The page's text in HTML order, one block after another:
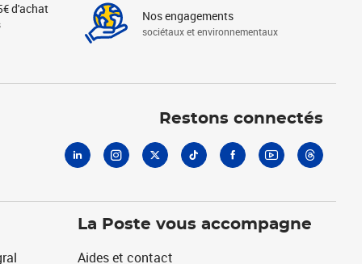
d'achat Nos engagements
sociétaux et environnementaux
Restons connectés
La Poste vous accompagne
Aides et contact